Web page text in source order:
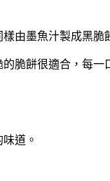
由墨魚汁製成黑脆
脆餅很適合，每一
道。